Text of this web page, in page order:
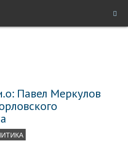
Павел Меркулов